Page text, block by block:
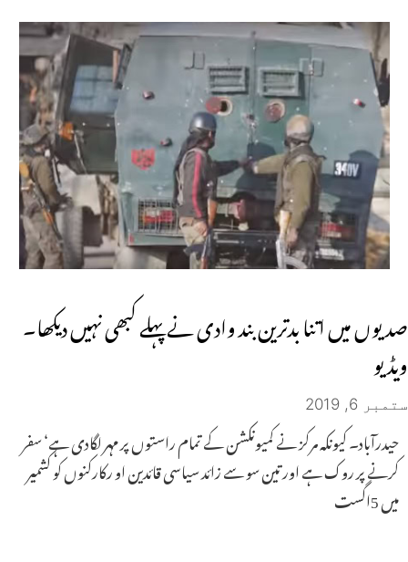
صدیوں میں اتنا بدترین بند وادی نے پہلے کبھی نہیں دیکھا۔
ویڈیو
ستمبر 6, 2019
حیدرآباد۔ کیونکہ مرکز نے کمیونکشن کے تمام راستوں پر مہر لگادی ہے‘ سفر
کرنے پر روک ہے اور تین سو سے زائد سیاسی قائدین او رکارکنوں کو کشمیر
میں 5اگست